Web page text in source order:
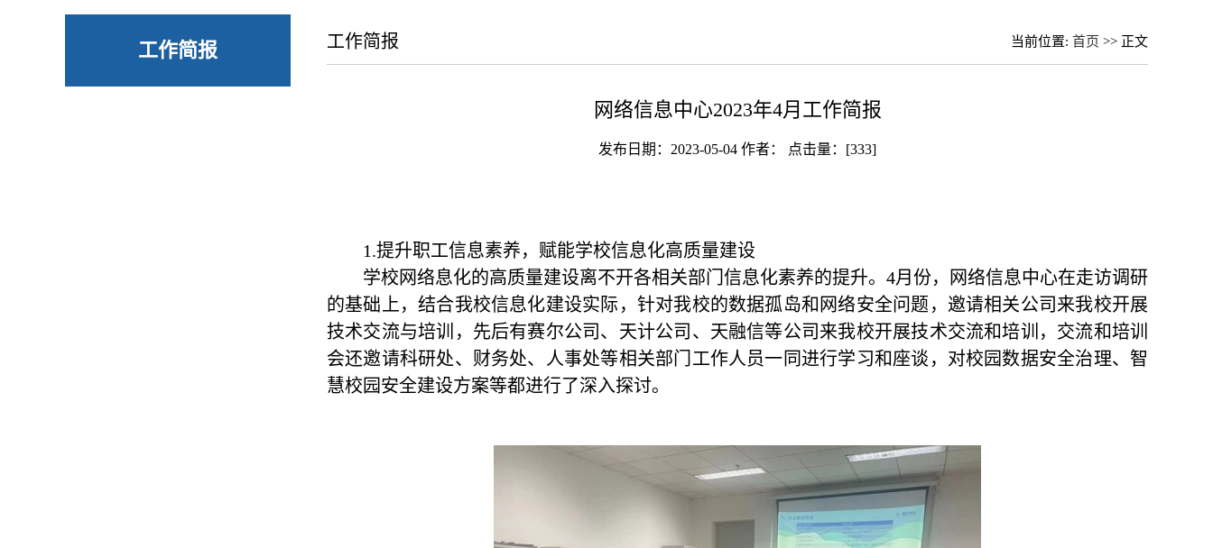
工作简报 工作简报 当前位置: 首页 >> 正文
网络信息中心2023年4月工作简报
发布日期：2023-05-04 作者： 点击量：[333]
1.提升职工信息素养，赋能学校信息化高质量建设
学校网络息化的高质量建设离不开各相关部门信息化素养的提升。 4月份，网络信息中心在走访调研
的基础上，结合我校信息化建设实际，针对我校的数据孤岛和网络安全问题，邀请相关公司来我校开展
技术交流与培训，先后有赛尔公司、天计公司、天融信等公司来我校开展技术交流和培训，交流和培训
会还邀请科研处、财务处、人事处等相关部门工作人员一同进行学习和座谈，对校园数据安全治理、智
慧校园安全建设方案等都进行了深入探讨。